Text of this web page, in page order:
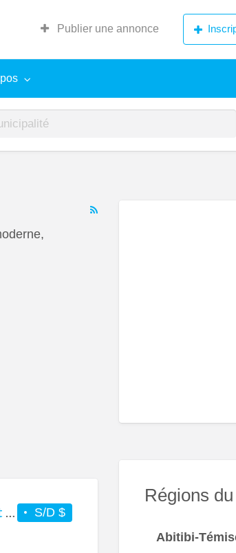
Publier une annonce
RSS
S/D $
Trois-Rivières – Condos 3 1/2, 4 1/2 et 5 1/2 à louer – Urbain de Soulanges
Régions
Abitibi-